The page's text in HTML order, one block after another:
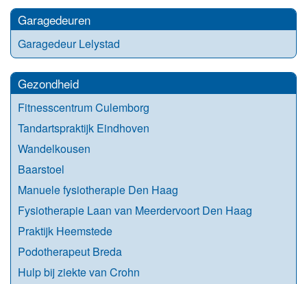
Garagedeuren
Garagedeur Lelystad
Gezondheid
Fitnesscentrum Culemborg
Tandartspraktijk Eindhoven
Wandelkousen
Baarstoel
Manuele fysiotherapie Den Haag
Fysiotherapie Laan van Meerdervoort Den Haag
Praktijk Heemstede
Podotherapeut Breda
Hulp bij ziekte van Crohn